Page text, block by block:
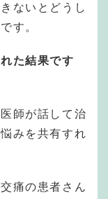
ないとどうし
す。
た結果です
師が話して治
みを共有すれ
痛の患者さん